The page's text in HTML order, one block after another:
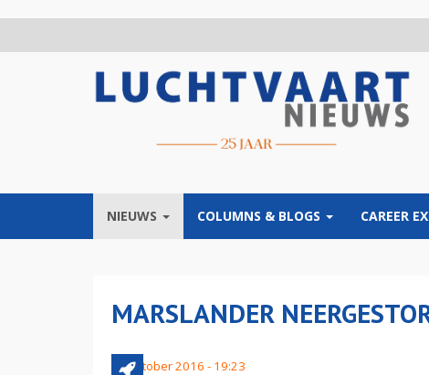
NIEUWS COLUMNS & BLOGS CAREER
MARSLANDER
21 oktober 2016 - 19:23